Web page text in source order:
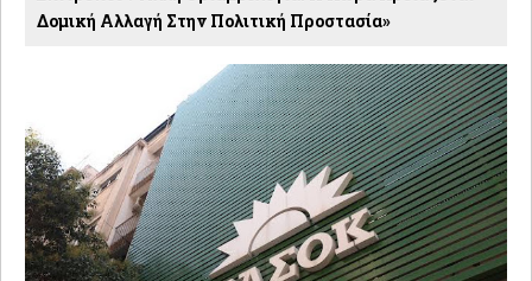
Δομική Αλλαγή Στην Πολιτική Προστασία»